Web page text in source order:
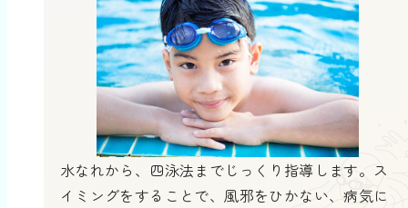
水なれから、四泳法までじっくり指導します。ス
イミングをすることで、風邪をひかない、病気に